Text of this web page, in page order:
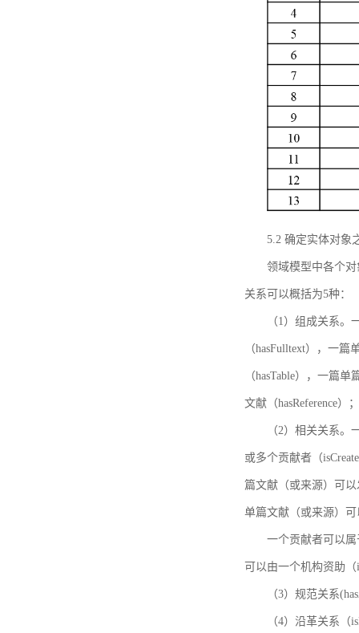
5.2 确定实体对象
领域模型中各个
关系可以概括为5种：
（1）组成关系
（hasFulltext），一
（hasTable），一篇
文献（hasReference）；
（2）相关关系
或多个贡献者（
篇文献（或来源）可
单篇文献（或来源）可
一个贡献者可以
可以由一个机构资助（
（3）规范关系
（4）沿革关系